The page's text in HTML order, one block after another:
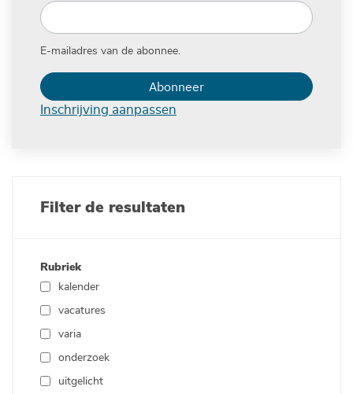
E-mailadres van de abonnee.
Abonneer
Inschrijving aanpassen
Filter de resultaten
Rubriek
kalender
vacatures
varia
onderzoek
uitgelicht